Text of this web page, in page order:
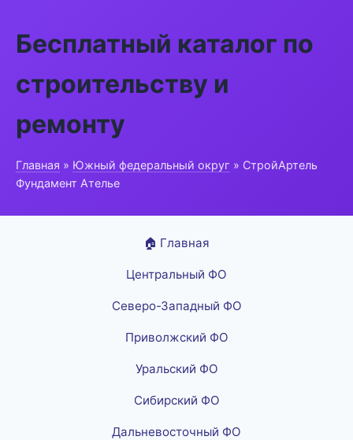
Бесплатный каталог по
строительству и
ремонту
Главная » Южный федеральный округ » СтройАртель
Фундамент Ателье
🏠 Главная
Центральный ФО
Северо-Западный ФО
Приволжский ФО
Уральский ФО
Сибирский ФО
Дальневосточный ФО